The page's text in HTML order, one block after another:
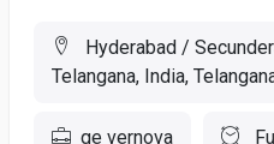
Hyderabad /
Telangana, India,
ge vernova